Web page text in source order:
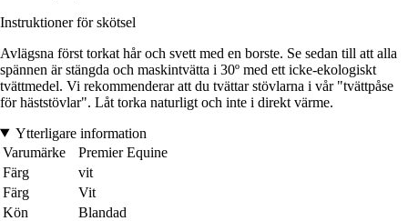
Instruktioner för skötsel
Avlägsna först torkat hår och svett med en borste. Se sedan till att alla
spännen är stängda och maskintvätta i 30º med ett icke-ekologiskt
tvättmedel. Vi rekommenderar att du tvättar stövlarna i vår "tvättpåse
för häststövlar". Låt torka naturligt och inte i direkt värme.
Ytterligare information
Varumärke
Premier Equine
Färg
vit
Färg
Vit
Kön
Blandad